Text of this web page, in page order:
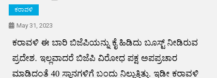
ಕರಾವಳಿ
May 31, 2023
ಕರಾವಳಿ ಈ ಬಾರಿ ಬಿಜೆಪಿಯನ್ನು ಕೈ ಹಿಡಿದು ಬೂಸ್ಟ್ ನೀಡಿರುವ
ಪ್ರದೇಶ. ಇಲ್ಲವಾದರೆ ಬಿಜೆಪಿ ವಿರೋಧ ಪಕ್ಷ ಅಪಪ್ರಚಾರ
ಮಾಡಿದಂತೆ 40 ಸ್ಥಾನಗಳಿಗೆ ಬಂದು ನಿಲ್ಲುತ್ತಿತ್ತು. ಇಡೀ ಕರಾವಳಿ